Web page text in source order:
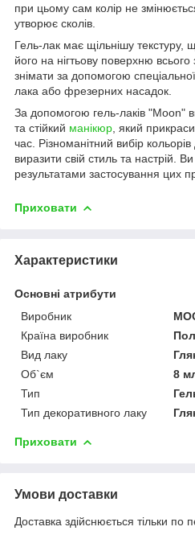
при цьому сам колір не
утворює сколів.
Гель-лак має щільнішу текстуру,
його на нігтьову поверхню
знімати за допомогою
лака або фрезерних насадок.
За допомогою гель-лаків "Moon"
та стійкий манікюр , який
час. Різноманітний вибір
виразити свій стиль та настрій.
результатами застосування цих
Приховати
Характеристики
Основні атрибути
Виробник
Країна виробник
Вид лаку
Об`єм
8
Тип
Тип декоративного лаку
Приховати
Умови доставки
Доставка здійснюється тільки по